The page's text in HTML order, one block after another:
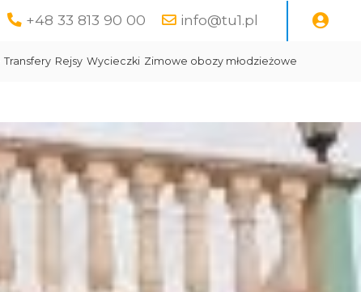
+48 33 813 90 00 info@tu1.pl
Transfery Rejsy Wycieczki Zimowe obozy młodzieżowe